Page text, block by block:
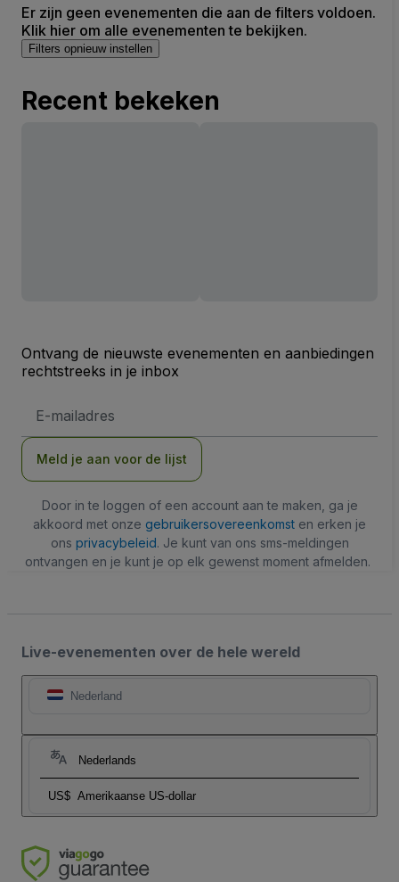
Er zijn geen evenementen die aan de filters voldoen.
Klik hier om alle evenementen te bekijken.
Filters opnieuw instellen
Recent bekeken
Ontvang de nieuwste evenementen en aanbiedingen
rechtstreeks in je inbox
mailadres
Meld je aan voor de lijst
Door in te loggen of een account aan te maken, ga je
akkoord met onze gebruikersovereenkomst en erken je
ons privacybeleid. Je kunt van ons sms-meldingen
ontvangen en je kunt je op elk gewenst moment afmelden.
Live-evenementen over de hele wereld
Nederland
Nederlands
US$ Amerikaanse US-dollar